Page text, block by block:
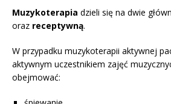
Muzykoterapia dzieli się na dwie
oraz receptywną.
W przypadku muzykoterapii aktywnej
aktywnym uczestnikiem zajęć
obejmować: